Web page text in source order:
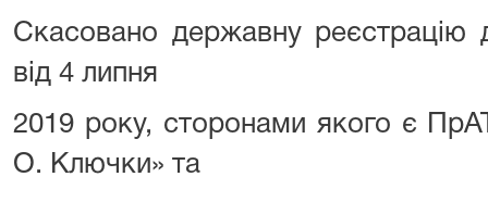
Скасовано державну реєстрацію
від 4 липня
2019 року, сторонами якого є
О. Ключки» та